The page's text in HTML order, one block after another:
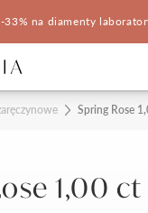
33% na diamenty
Spring Rose
1,00 ct